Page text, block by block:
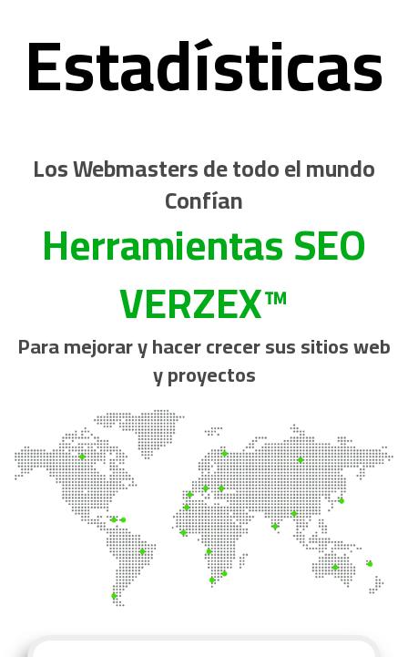
Estadísticas
Los Webmasters de todo el mundo
Confían
Herramientas SEO
VERZEX™
Para mejorar y hacer crecer sus sitios web
y proyectos